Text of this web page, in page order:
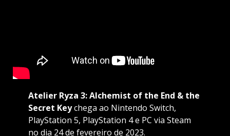
Atelier Ryza 3: Alchemist of the End & the
Secret Keychega ao Nintendo Switch,
PlayStation 5, PlayStation 4 e PC via Steam
no dia 24 de fevereiro de 2023.